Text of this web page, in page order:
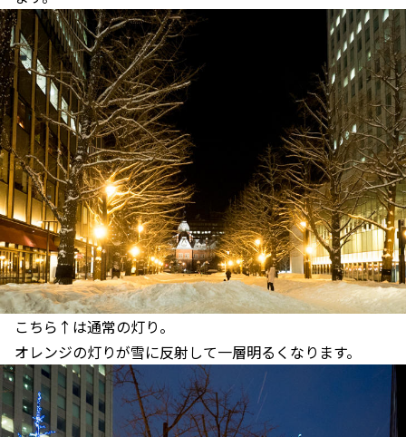
こちら↑は通常の灯り。
オレンジの灯りが雪に反射して一層明るくなります。